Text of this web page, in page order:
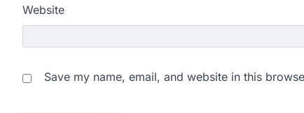
Website
Save my name, email, and website in this